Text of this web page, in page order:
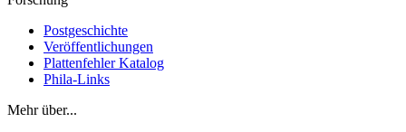
Postgeschichte
Veröffentlichungen
Plattenfehler Katalog
Phila-Links
Mehr über...